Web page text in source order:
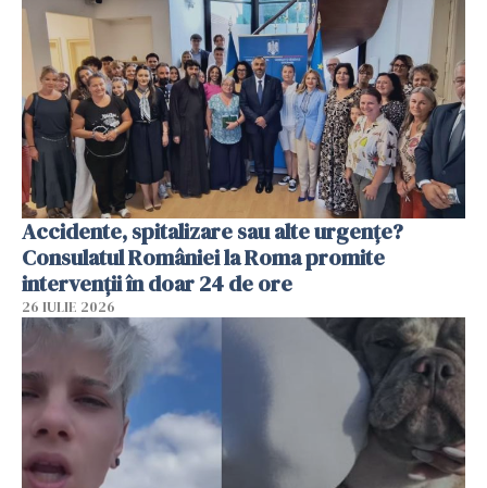
Accidente, spitalizare sau alte urgențe?
Consulatul României la Roma promite
intervenții în doar 24 de ore
26 IULIE 2026